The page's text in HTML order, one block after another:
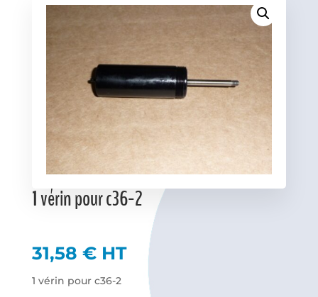
Favoris
1 vérin pour c36-2
31,58 € HT
1 vérin pour c36-2